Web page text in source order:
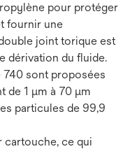
pour protéger
fournir une
joint torique est
dérivation du fluide.
740 sont proposées
de 1 μm à 70 μm
particules de 99,9
cartouche, ce qui